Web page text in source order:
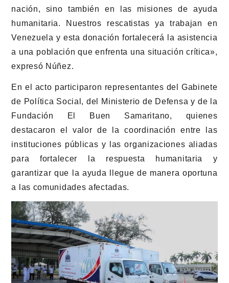
nación, sino también en las misiones de ayuda
humanitaria. Nuestros rescatistas ya trabajan en
Venezuela y esta donación fortalecerá la asistencia
a una población que enfrenta una situación crítica»,
expresó Núñez.
En el acto participaron representantes del Gabinete
de Política Social, del Ministerio de Defensa y de la
Fundación El Buen Samaritano, quienes
destacaron el valor de la coordinación entre las
instituciones públicas y las organizaciones aliadas
para fortalecer la respuesta humanitaria y
garantizar que la ayuda llegue de manera oportuna
a las comunidades afectadas.